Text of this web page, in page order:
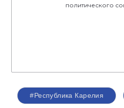
политического
#Республика Карелия